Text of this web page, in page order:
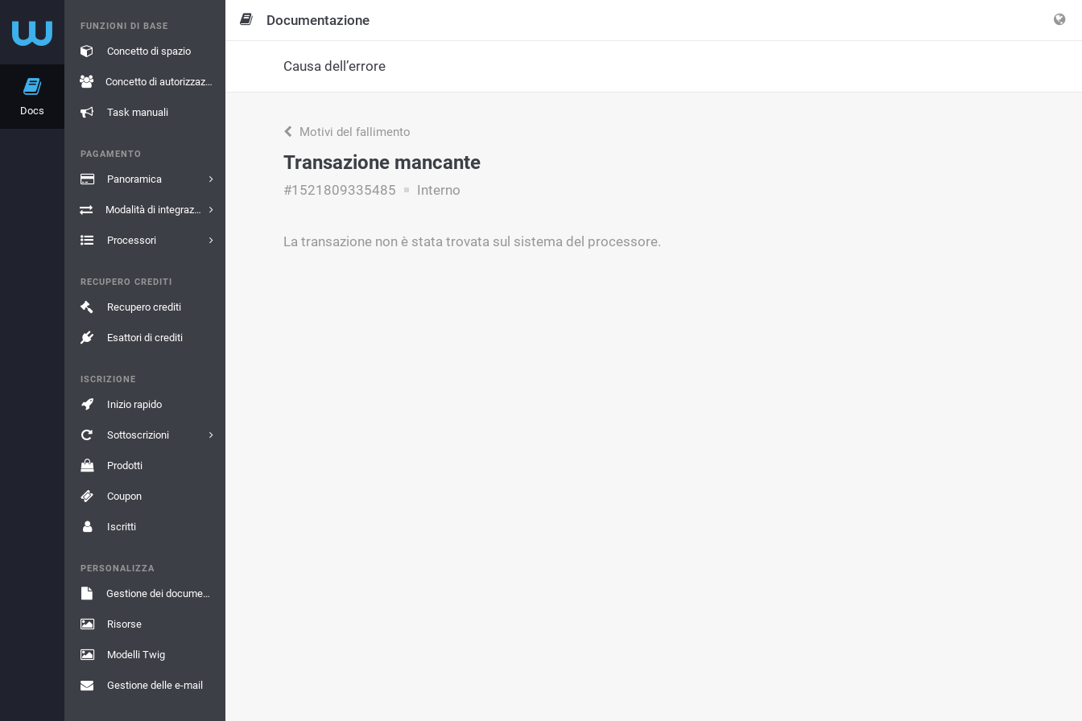
Docs
FUNZIONI DI BASE
Concetto di spazio
Concetto di autorizzazione
Task manuali
PAGAMENTO
Panoramica
Modalità di integrazione
Processori
RECUPERO CREDITI
Recupero crediti
Esattori di crediti
ISCRIZIONE
Inizio rapido
Sottoscrizioni
Prodotti
Coupon
Iscritti
PERSONALIZZA
Gestione dei documenti
Risorse
Modelli Twig
Gestione delle e-mail
Documentazione
Causa dell’errore
Motivi del fallimento
Transazione mancante
#1521809335485 Interno
La transazione non è stata trovata sul sistema del processore.